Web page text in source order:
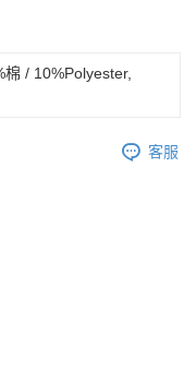
/ 10%Polyester,
客服